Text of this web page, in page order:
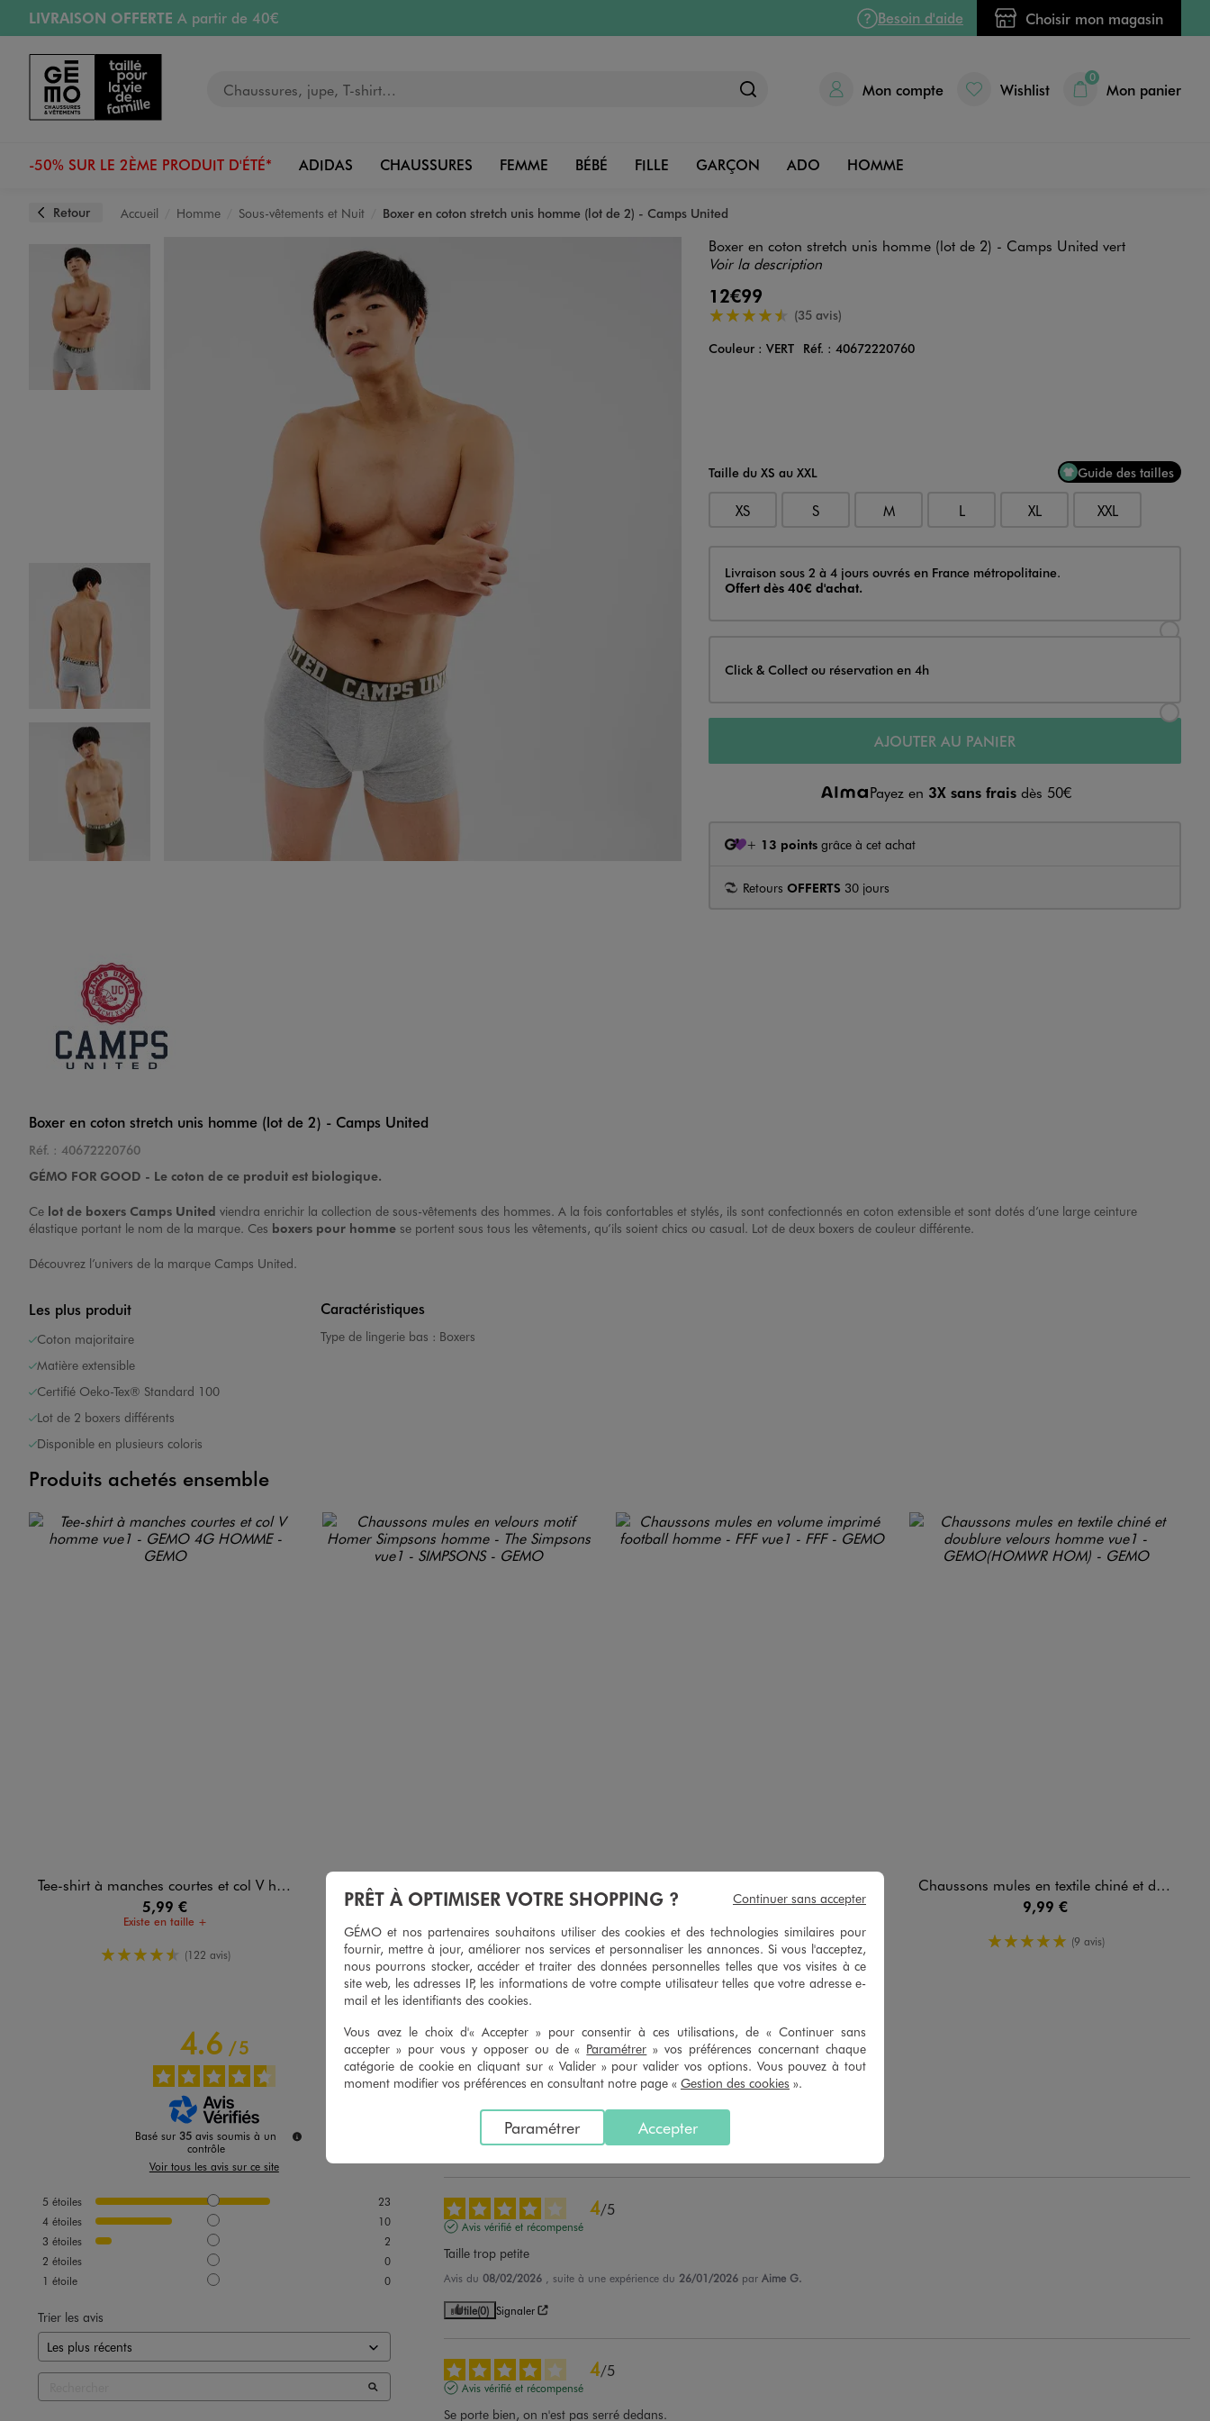
Aller au contenu principal
Aller à la navigation
LIVRAISON OFFERTE A partir de 40€
RETRAIT ET LIVRAISON OFFERTE
RÉSERVATION GRATUITE
4h en magasin
Retours OFFERTSpendant 30 jours
Besoin d'aide Choisir mon magasin
Mon compte Wishlist
0
Mon panier
-50% SUR LE 2ÈME PRODUIT D'ÉTÉ* ADIDAS CHAUSSURES FEMME BÉBÉ FILLE GARÇON ADO HOMME
Retour Accueil Homme Sous-vêtements et Nuit Boxer en coton stretch unis homme (lot de 2) - Camps United
Image 1 sur 6
Image 3 sur 6
Image 5 sur 6
Boxer en coton stretch unis homme (lot de 2) - Camps United vert
Voir la description
12€99
4.5/5 de moyenne
(35 avis)
Couleur
Couleur : VERT Réf. : 40672220760
Taille du XS au XXL Guide des tailles
XS S M L XL XXL
Livraison
Livraison sous 2 à 4 jours ouvrés en France métropolitaine.
Offert dès 40€ d'achat.
Click & Collect ou réservation en 4h
AJOUTER AU PANIER
Payez en 3X sans fraisdès 50€
+ 13 pointsgrâce à cet achat
Retours OFFERTS 30 jours
Boxer en coton stretch unis homme (lot de 2) - Camps United
Réf. : 40672220760
GÉMO FOR GOOD - Le coton de ce produit est biologique.
Ce lot de boxers Camps United viendra enrichir la collection de sous-vêtements des hommes. A la fois confortables et stylés, ils sont confectionnés en coton extensible et sont dotés d’une large ceinture
élastique portant le nom de la marque. Ces boxers pour homme se portent sous tous les vêtements, qu’ils soient chics ou casual. Lot de deux boxers de couleur différente.
Découvrez l’univers de la marque Camps United.
Les plus produit
Coton majoritaire
Matière extensible
Certifié Oeko-Tex® Standard 100
Lot de 2 boxers différents
Disponible en plusieurs coloris
Caractéristiques
Type de lingerie bas : Boxers
Produits achetés ensemble
Tee-shirt à manches courtes et col V homme
5,99 €
Existe en taille +
4.5/5 de moyenne
(122 avis)
Chaussons mules en velours motif Homer Simpsons homme - The Simpsons
14,99 €
14,99 €
Chaussons mules en textile chiné et doublure velours homme
9,99 €
5/5 de moyenne
(9 avis)
4.6/5
Basé sur35 avis soumis à un
contrôle
Voir tous les avis sur ce site
5 étoiles
23
4 étoiles
10
3 étoiles
2
2 étoiles
0
1 étoile 0
Trier les avis
4/5
Avis vérifié et récompensé
Une bonne qualité
Avis du17/07/2026 , suite à une expérience du 04/07/2026
(0) Signaler
4/5
Avis vérifié et récompensé
Taille trop petite
Avis du 08/02/2026 , suite à une expérience du 26/01/2026 par Aime G.
Utile(0) Signaler
4/5
Avis vérifié et récompensé
Se porte bien, on n'est pas serré dedans.
PRÊT À OPTIMISER VOTRE SHOPPING ?
GÉMO et nos partenaires souhaitons utiliser des cookies et des technologies similaires pour
fournir, mettre à jour, améliorer nos services et personnaliser les annonces. Si vous l'acceptez,
nous pourrons stocker, accéder et traiter des données personnelles telles que vos visites à ce
site web, les adresses IP, les informations de votre compte utilisateur telles que votre adresse e-
mail et les identifiants des cookies.
Vous avez le choix d'« Accepter » pour consentir à ces utilisations, de « Continuer sans
accepter » pour vous y opposer ou de « Paramétrer » vos préférences concernant chaque
catégorie de cookie en cliquant sur « Valider » pour valider vos options. Vous pouvez à tout
moment modifier vos préférences en consultant notre page « Gestion des cookies ».
Accepter
Paramétrer
Continuer sans accepter